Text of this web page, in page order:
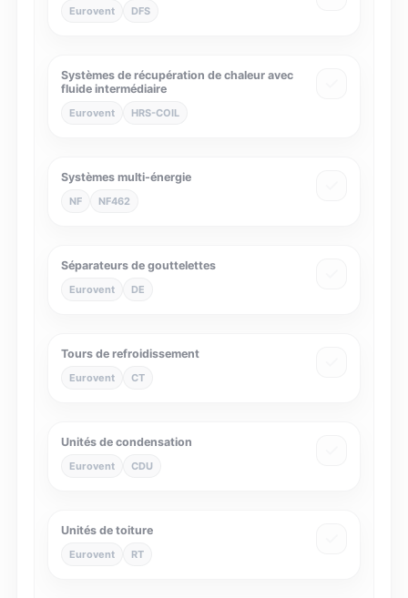
Eurovent DFS
Systèmes de récupération de chaleur avec
fluide intermédiaire
Eurovent HRS-COIL
Systèmes multi-énergie
NF NF462
Séparateurs de gouttelettes
Eurovent DE
Tours de refroidissement
Eurovent CT
Unités de condensation
Eurovent CDU
Unités de toiture
Eurovent RT